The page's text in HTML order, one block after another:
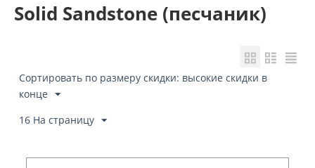
Solid Sandstone (песчаник)
Сортировать по размеру скидки: высокие скидки в
конце
16 На страницу